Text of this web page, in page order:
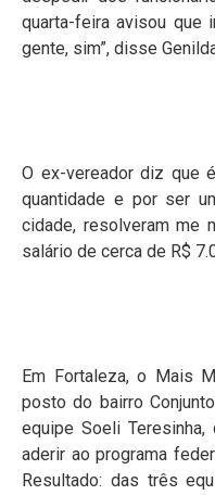
quarta-feira avisou que
gente, sim”, disse
O ex-vereador diz que
quantidade e por ser
cidade, resolveram me
salário de cerca de R$
Em Fortaleza, o Mais
posto do bairro
equipe Soeli
aderir ao programa
Resultado: das três